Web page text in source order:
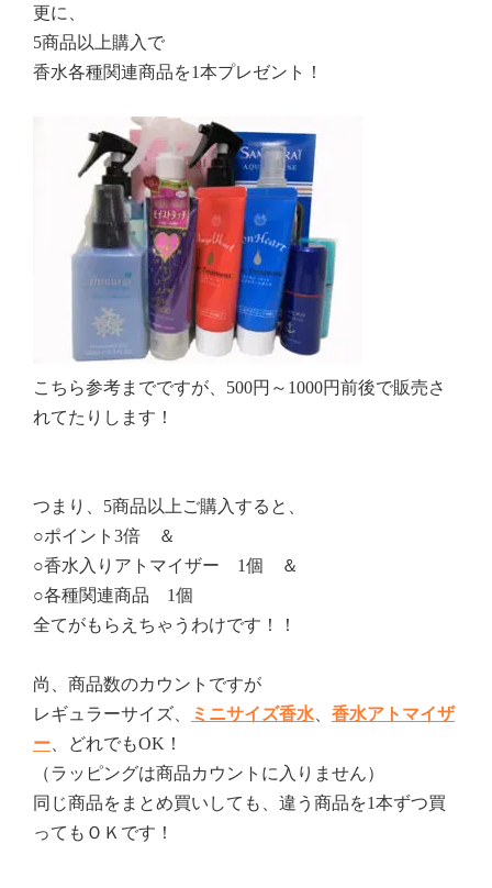
更に、
5商品以上購入で
香水各種関連商品を1本プレゼント！
こちら参考までですが、500円～1000円前後で販売さ
れてたりします！
つまり、5商品以上ご購入すると、
○ポイント3倍 ＆
○香水入りアトマイザー 1個 ＆
○各種関連商品 1個
全てがもらえちゃうわけです！！
尚、商品数のカウントですが
レギュラーサイズ、
ミニサイズ香水
香水アトマイザ
ー 、どれでもOK！
（ラッピングは商品カウントに入りません）
同じ商品をまとめ買いしても、違う商品を1本ずつ買
ってもＯＫです！